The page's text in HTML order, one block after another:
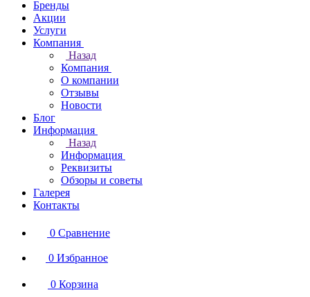
Бренды
Акции
Услуги
Компания
Назад
Компания
О компании
Отзывы
Новости
Блог
Информация
Назад
Информация
Реквизиты
Обзоры и советы
Галерея
Контакты
0 Сравнение
0 Избранное
0 Корзина